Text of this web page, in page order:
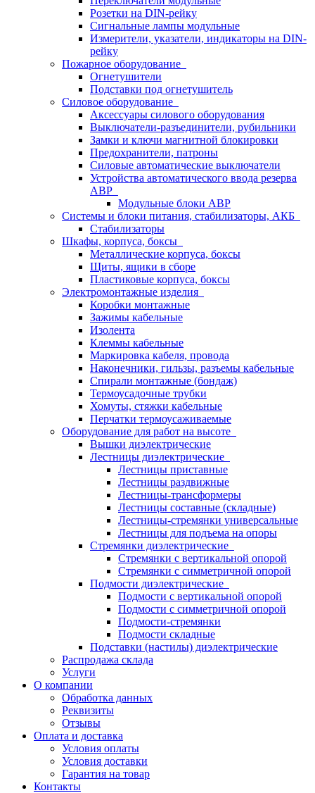
Розетки на DIN-рейку
Сигнальные лампы модульные
Измерители, указатели, индикаторы на DIN-
рейку
Пожарное оборудование
Огнетушители
Подставки под огнетушитель
Силовое оборудование
Аксессуары силового оборудования
Выключатели-разъединители, рубильники
Замки и ключи магнитной блокировки
Предохранители, патроны
Силовые автоматические выключатели
Устройства автоматического ввода резерва
АВР
Модульные блоки АВР
Системы и блоки питания, стабилизаторы, АКБ
Стабилизаторы
Шкафы, корпуса, боксы
Металлические корпуса, боксы
Щиты, ящики в сборе
Пластиковые корпуса, боксы
Электромонтажные изделия
Коробки монтажные
Зажимы кабельные
Изолента
Клеммы кабельные
Маркировка кабеля, провода
Наконечники, гильзы, разъемы кабельные
Спирали монтажные (бондаж)
Термоусадочные трубки
Хомуты, стяжки кабельные
Перчатки термоусаживаемые
Оборудование для работ на высоте
Вышки диэлектрические
Лестницы диэлектрические
Лестницы приставные
Лестницы раздвижные
Лестницы-трансформеры
Лестницы составные (складные)
Лестницы-стремянки универсальные
Лестницы для подъема на опоры
Стремянки диэлектрические
Стремянки с вертикальной опорой
Стремянки с симметричной опорой
Подмости диэлектрические
Подмости с вертикальной опорой
Подмости с симметричной опорой
Подмости-стремянки
Подмости складные
Подставки (настилы) диэлектрические
Распродажа склада
Услуги
О компании
Обработка данных
Реквизиты
Отзывы
Оплата и доставка
Условия оплаты
Условия доставки
Гарантия на товар
Контакты